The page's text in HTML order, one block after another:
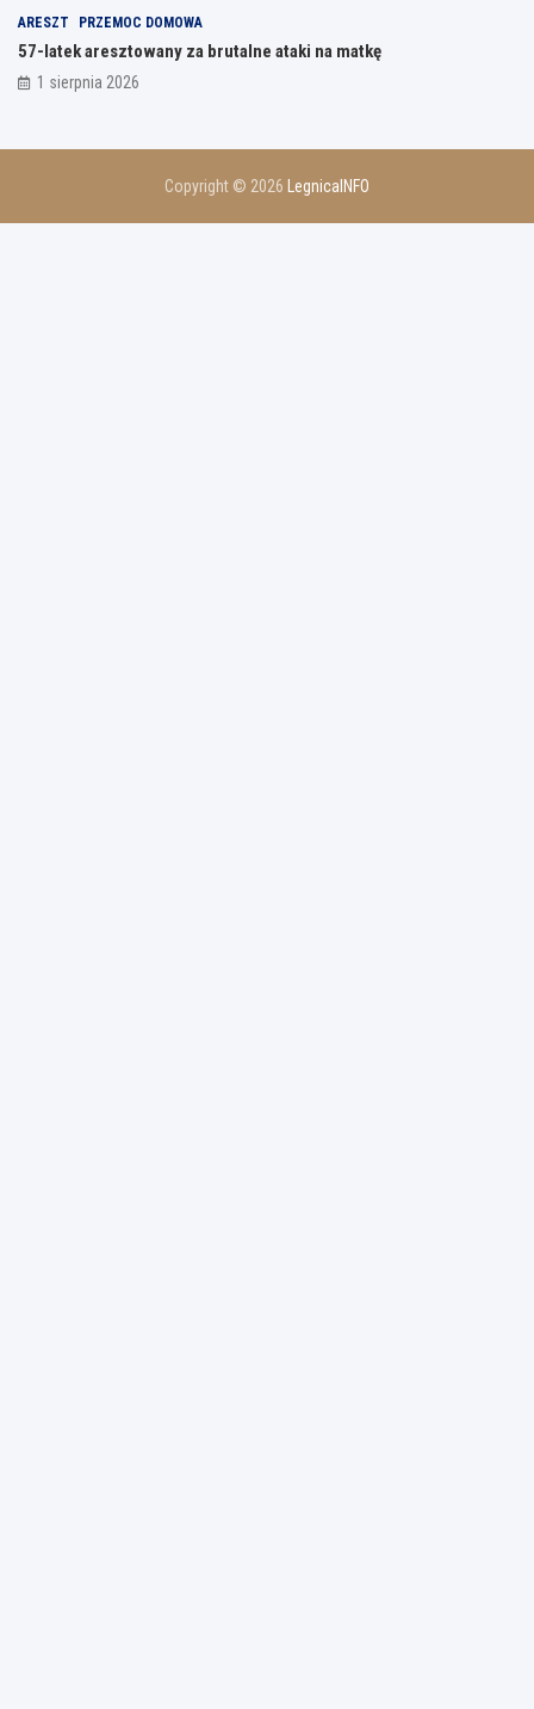
ARESZT PRZEMOC DOMOWA
57-latek aresztowany za brutalne ataki na matkę
1 sierpnia 2026
Copyright © 2026 LegnicaINFO